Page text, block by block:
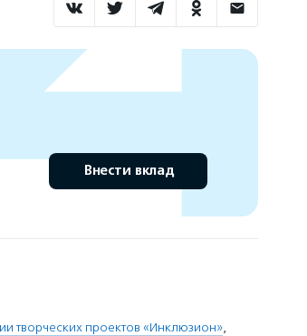
Внести вклад
творческих проектов «Инклюзион»,